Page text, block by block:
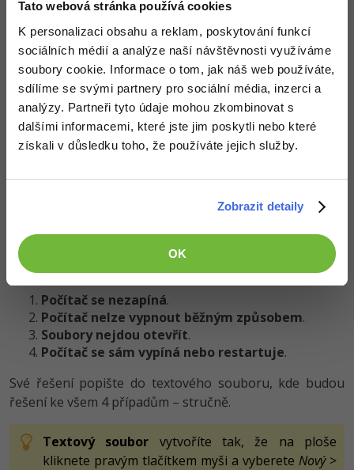
Tato webová stránka používá cookies
K personalizaci obsahu a reklam, poskytování funkcí
sociálních médií a analýze naší návštěvnosti využíváme
soubory cookie. Informace o tom, jak náš web používáte,
sdílíme se svými partnery pro sociální média, inzerci a
analýzy. Partneři tyto údaje mohou zkombinovat s
dalšími informacemi, které jste jim poskytli nebo které
získali v důsledku toho, že používáte jejich služby.
Zobrazit detaily
OK
nastavené měřítko na 125 % atd.
Příklad pro náročné –
BONUS
Přečtěte si následující čtyři situace a ke každé napište
základní kroky by měl vyzkoušet a co by mohlo být
příčinou, aniž by byla nutná pokročilá znalost techniky.
Vycházejte pouze z toho, co bylo uvedeno v předchozích
lekcích.
Situace:
Počítač se nezapíná.
Počítač nelze vypnout běžným způsobem.
Soubory nejdou otevřít.
Počítač se sám vypíná nebo restartuje.
Své řešení popište do textového souboru, kde budou
řešení ke všem 4 případům – stručně.
Textový soubor vytvoříte tak, že na ploše
kliknete pravým tlačítkem myši a vyberete Nový>